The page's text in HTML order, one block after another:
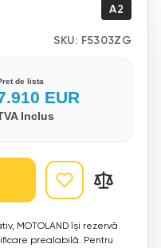
A2
SKU: F5303ZG
de lista
EUR
Inclus
MOTOLAND își rezervă
prealabilă. Pentru